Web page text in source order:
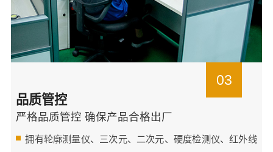
03
品质管控
严格品质管控 确保产品合格出厂
拥有轮廓测量仪、三次元、二次元、硬度检测仪、红外线